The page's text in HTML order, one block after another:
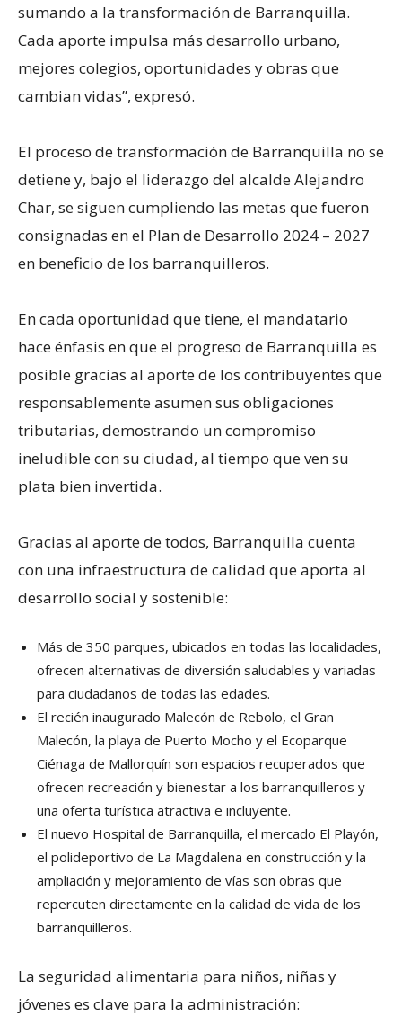
sumando a la transformación de Barranquilla.
Cada aporte impulsa más desarrollo urbano,
mejores colegios, oportunidades y obras que
cambian vidas”, expresó.
El proceso de transformación de Barranquilla no se
detiene y, bajo el liderazgo del alcalde Alejandro
Char, se siguen cumpliendo las metas que fueron
consignadas en el Plan de Desarrollo 2024 – 2027
en beneficio de los barranquilleros.
En cada oportunidad que tiene, el mandatario
hace énfasis en que el progreso de Barranquilla es
posible gracias al aporte de los contribuyentes que
responsablemente asumen sus obligaciones
tributarias, demostrando un compromiso
ineludible con su ciudad, al tiempo que ven su
plata bien invertida.
Gracias al aporte de todos, Barranquilla cuenta
con una infraestructura de calidad que aporta al
desarrollo social y sostenible:
Más de 350 parques, ubicados en todas las localidades,
ofrecen alternativas de diversión saludables y variadas
para ciudadanos de todas las edades.
El recién inaugurado Malecón de Rebolo, el Gran
Malecón, la playa de Puerto Mocho y el Ecoparque
Ciénaga de Mallorquín son espacios recuperados que
ofrecen recreación y bienestar a los barranquilleros y
una oferta turística atractiva e incluyente.
El nuevo Hospital de Barranquilla, el mercado El Playón,
el polideportivo de La Magdalena en construcción y la
ampliación y mejoramiento de vías son obras que
repercuten directamente en la calidad de vida de los
barranquilleros.
La seguridad alimentaria para niños, niñas y
jóvenes es clave para la administración: